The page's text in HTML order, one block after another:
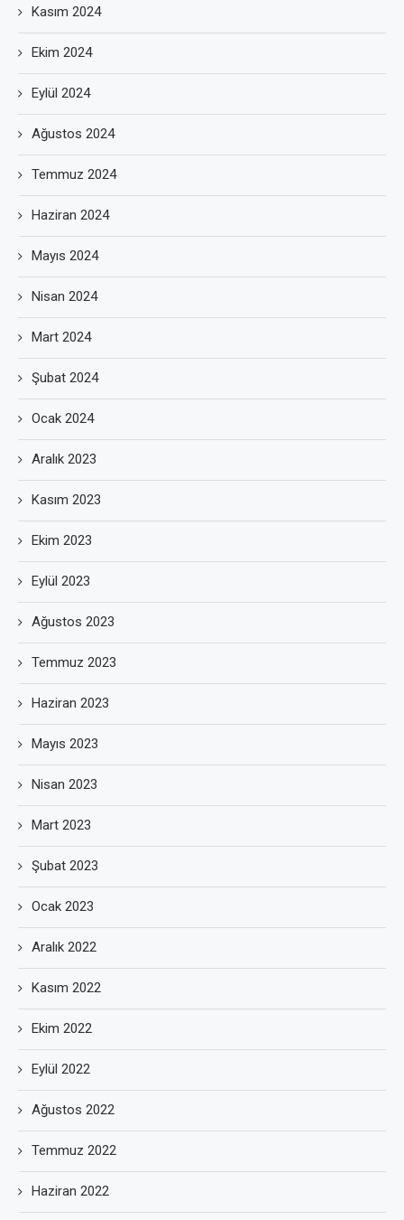
Kasım 2024
Ekim 2024
Eylül 2024
Ağustos 2024
Temmuz 2024
Haziran 2024
Mayıs 2024
Nisan 2024
Mart 2024
Şubat 2024
Ocak 2024
Aralık 2023
Kasım 2023
Ekim 2023
Eylül 2023
Ağustos 2023
Temmuz 2023
Haziran 2023
Mayıs 2023
Nisan 2023
Mart 2023
Şubat 2023
Ocak 2023
Aralık 2022
Kasım 2022
Ekim 2022
Eylül 2022
Ağustos 2022
Temmuz 2022
Haziran 2022